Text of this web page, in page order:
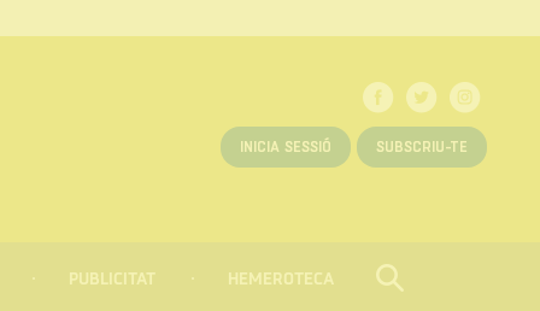
INICIA SESSIÓ SUBSCRIU-TE
PUBLICITAT HEMEROTECA CERCAR